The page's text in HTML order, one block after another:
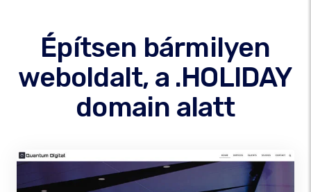
Építsen bármilyen
weboldalt, a .HOLIDAY
domain alatt